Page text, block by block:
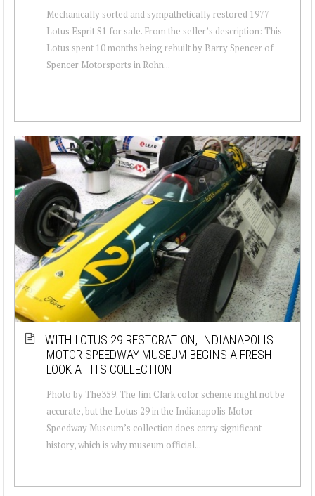
Mechanically sorted and sympathetically restored 1977
Lotus Esprit S1 for sale. From the seller’s description: This
Lotus spent 10 months being rebuilt by Barry Spencer of
Spencer Motorsports in Rohn...
WITH LOTUS 29 RESTORATION, INDIANAPOLIS
MOTOR SPEEDWAY MUSEUM BEGINS A FRESH
LOOK AT ITS COLLECTION
Photo by The359. The Jim Clark color scheme might not be
accurate, but the Lotus 29 in the Indianapolis Motor
Speedway Museum’s collection does carry significant
history, which is why museum official...